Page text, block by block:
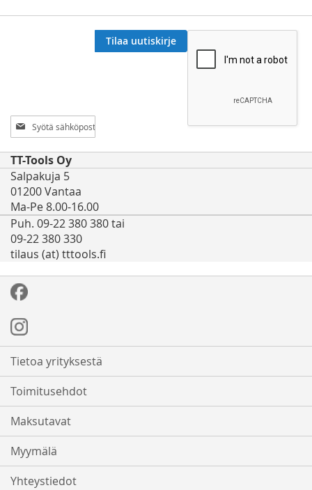
Tilaa
uutiskirjeemme:
Tilaa uutiskirje
TT-Tools Oy
Salpakuja 5
01200 Vantaa
Ma-Pe 8.00-16.00
Puh. 09-22 380 380 tai
09-22 380 330
tilaus (at) tttools.fi
Tietoa yrityksestä
Toimitusehdot
Maksutavat
Myymälä
Yhteystiedot